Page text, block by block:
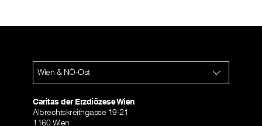
Wien & NÖ-Ost
Caritas der Erzdiözese Wien
Albrechtskreithgasse 19-21
1160 Wien